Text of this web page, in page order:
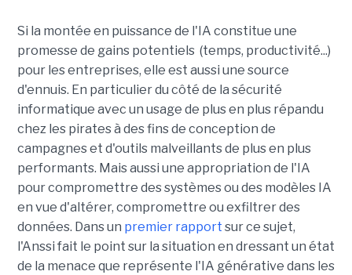
Si la montée en puissance de l'IA constitue une
promesse de gains potentiels (temps, productivité...)
pour les entreprises, elle est aussi une source
d'ennuis. En particulier du côté de la sécurité
informatique avec un usage de plus en plus répandu
chez les pirates à des fins de conception de
campagnes et d'outils malveillants de plus en plus
performants. Mais aussi une appropriation de l'IA
pour compromettre des systèmes ou des modèles IA
en vue d'altérer, compromettre ou exfiltrer des
données. Dans un premier rapport sur ce sujet,
l'Anssi fait le point sur la situation en dressant un état
de la menace que représente l'IA générative dans les